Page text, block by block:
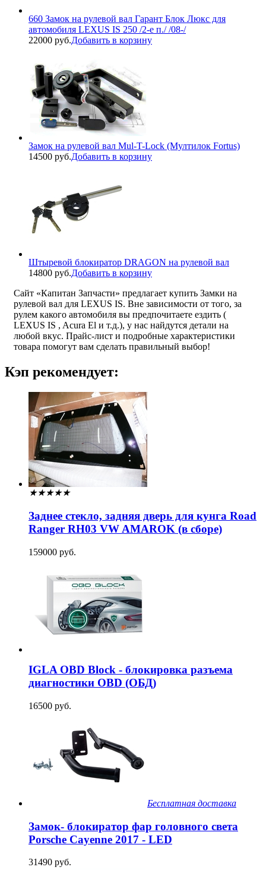
660 Замок на рулевой вал Гарант Блок Люкс для
автомобиля LEXUS IS 250 /2-е п./ /08-/
22000 руб.Добавить в корзину
Замок на рулевой вал Mul-T-Lock (Мултилок Fortus)
14500 руб.Добавить в корзину
Штыревой блокиратор DRAGON на рулевой вал
14800 руб.Добавить в корзину
Сайт «Капитан Запчасти» предлагает купить Замки на
рулевой вал для LEXUS IS. Вне зависимости от того, за
рулем какого автомобиля вы предпочитаете ездить (
LEXUS IS , Acura El и т.д.), у нас найдутся детали на
любой вкус. Прайс-лист и подробные характеристики
товара помогут вам сделать правильный выбор!
Кэп рекомендует:
★★★★★
Заднее стекло, задняя дверь для кунга Road
Ranger RH03 VW AMAROK (в сборе)
159000 руб.
IGLA OBD Block - блокировка разъема
диагностики OBD (ОБД)
16500 руб.
Бесплатная доставка
Замок- блокиратор фар головного света
Porsche Cayenne 2017 - LED
31490 руб.